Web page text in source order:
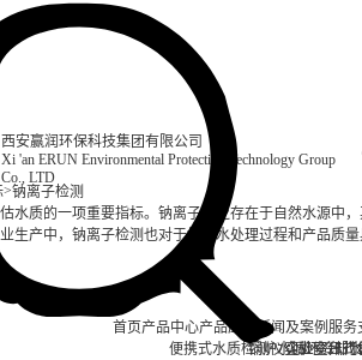
西安赢润环保科技集团有限公司
Xi 'an ERUN Environmental Protection Technology Group
Co., LTD
首页产品中心
便携式水质检测仪实验室台式
产品应用
锅炉水循环冷却
新闻及案例
企业资讯行
服务
>钠离子检测
水质的一项重要指标。钠离子广泛存在于自然水源中
生产中，钠离子检测也对于控制水处理过程和产品质量